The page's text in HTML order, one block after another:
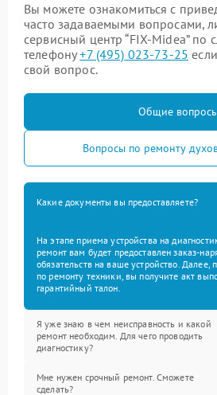
Вы можете ознакомиться с
часто задаваемыми вопросами,
сервисный центр “FIX-Midea” по
телефону+7 (495) 023-73-25
свой вопрос.
Общие
Вопросы по ремонту
Какие документы вы предоставляете?
На этапе приема устройства на
ремонт вам будет предоставлен заказ-
обязательств на ваше устройство. Далее,
по ремонту техники, вы получите акт
гарантийный талон.
Я уже знаю в чем неисправность и какой
ремонт необходим. Для чего проводить
диагностику?
Мне нужен срочный ремонт. Сможете
сделать?